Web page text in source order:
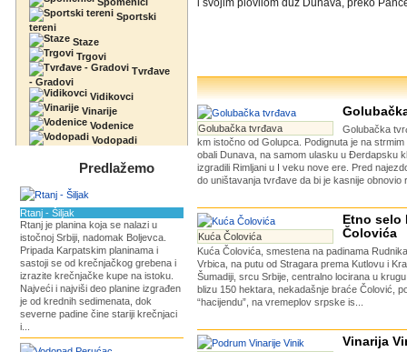
Sportski
tereni
Staze
Trgovi
Tvrđave
- Gradovi
Vidikovci
Vinarije
Vodenice
Vodopadi
Predlažemo
Rtanj - Šiljak
Rtanj je planina koja se nalazi u
istočnoj Srbiji, nadomak Boljevca.
Pripada Karpatskim planinama i
sastoji se od krečnjačkog grebena i
izrazite krečnjačke kupe na istoku.
Najveći i najviši deo planine izgrađen
je od krednih sedimenata, dok
severne padine čine stariji krečnjaci
i...
i svojim plovilom duž Dunava, preko
Golubačka tvrđava
Golubačka
km istočno od Golupca. Podignuta je na strmim
obali Dunava, na samom ulasku u Đerdapsku
izgradili Rimljani u I veku nove ere. Pred
do uništavanja tvrđave da bi je kasnije obnovio
Kuća Čolovića
Etno selo
Čolovića
Kuća Čolovića, smestena na padinama
Vrbica, na putu od Stragara prema Kutlovu i
Šumadiji, srcu Srbije, centralno locirana u
blizu 150 hektara, nekadašnje braće Čolović,
“hacijendu”, na vremeplov srpske is...
Vinarija